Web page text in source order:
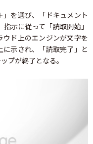
を選び、「ドキュメント
示に従って「読取開始」
ド上のエンジンが文字を
示され、「読取完了」と
プが終了となる。